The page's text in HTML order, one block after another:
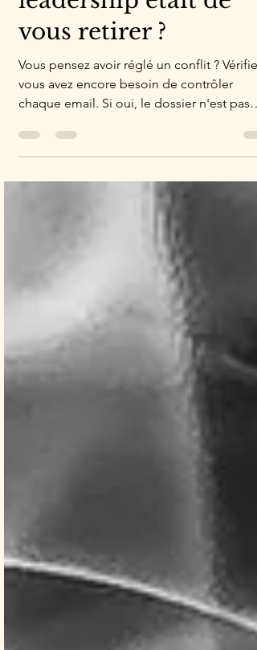
leadership était de
vous retirer ?
Vous pensez avoir réglé un conflit ?
vous avez encore besoin de contrôler
chaque email. Si oui, le dossier n'est pas
vraiment clos. Déléguer et lâcher prise,
transformatrice — du leadership.